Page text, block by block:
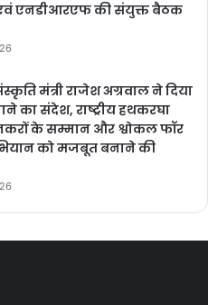
एनडीआरएफ की संयुक्त बैठक
मंत्री राजेश अग्रवाल ने दिया
का संदेश, राष्ट्रीय हथकरघा
के सम्मान और श्वोकल फॉर
को मजबूत बनाने की